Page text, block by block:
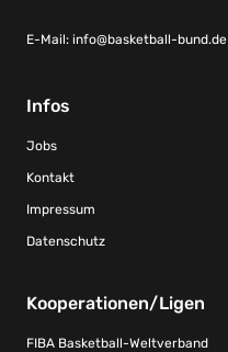
E-Mail: info@basketball-bund.de
Infos
Jobs
Kontakt
Impressum
Datenschutz
Kooperationen/Ligen
FIBA Basketball-Weltverband